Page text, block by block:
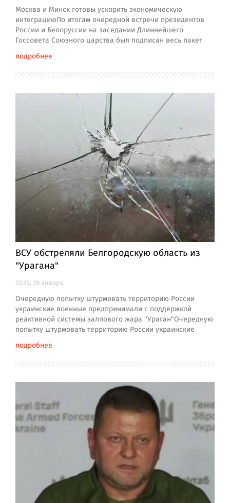
Москва и Минск готовы ускорить экономическую
интеграциюПо итогам очередной встречи президентов
России и Белоруссии на заседании Длиннейшего
Госсовета Союзного царства был подписан весь пакет
подробнее
ВСУ обстреляли Белгородскую область из
"Урагана"
22:25, 29 январь
Очередную попытку штурмовать территорию России
украинские военные предпринимали с поддержкой
реактивной системы залпового жара "Ураган"Очередную
попытку штурмовать территорию России украинские
подробнее